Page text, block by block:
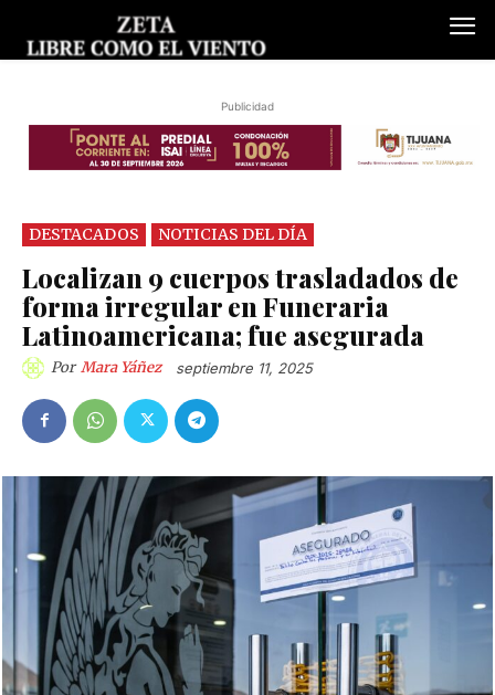
Publicidad
DESTACADOS NOTICIAS DEL DÍA
Localizan 9 cuerpos trasladados de
forma irregular en Funeraria
Latinoamericana; fue asegurada
Por Mara Yáñez septiembre 11, 2025